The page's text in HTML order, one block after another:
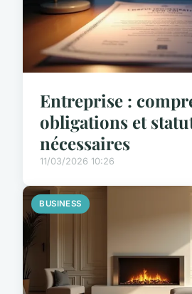
Entreprise :
obligations et
nécessaires
11/03/2026 10:26
BUSINESS